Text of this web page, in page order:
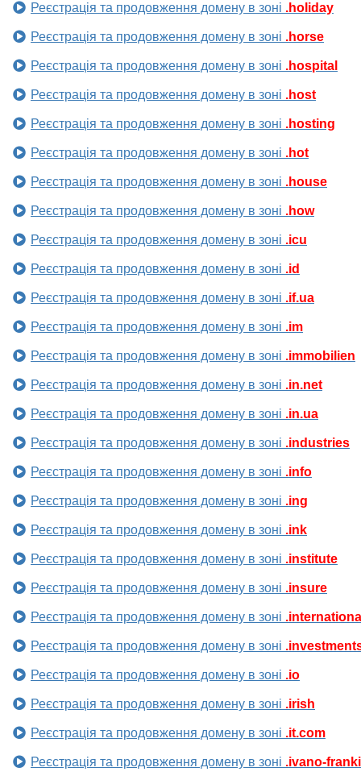
Реєстрація та продовження домену в зоні .holiday
Реєстрація та продовження домену в зоні .horse
Реєстрація та продовження домену в зоні .hospital
Реєстрація та продовження домену в зоні .host
Реєстрація та продовження домену в зоні .hosting
Реєстрація та продовження домену в зоні .hot
Реєстрація та продовження домену в зоні .house
Реєстрація та продовження домену в зоні .how
Реєстрація та продовження домену в зоні .icu
Реєстрація та продовження домену в зоні .id
Реєстрація та продовження домену в зоні .if.ua
Реєстрація та продовження домену в зоні .im
Реєстрація та продовження домену в зоні .immobilien
Реєстрація та продовження домену в зоні .in.net
Реєстрація та продовження домену в зоні .in.ua
Реєстрація та продовження домену в зоні .industries
Реєстрація та продовження домену в зоні .info
Реєстрація та продовження домену в зоні .ing
Реєстрація та продовження домену в зоні .ink
Реєстрація та продовження домену в зоні .institute
Реєстрація та продовження домену в зоні .insure
Реєстрація та продовження домену в зоні
Реєстрація та продовження домену в зоні
Реєстрація та продовження домену в зоні .io
Реєстрація та продовження домену в зоні .irish
Реєстрація та продовження домену в зоні .it.com
Реєстрація та продовження домену в зоні .ivano-